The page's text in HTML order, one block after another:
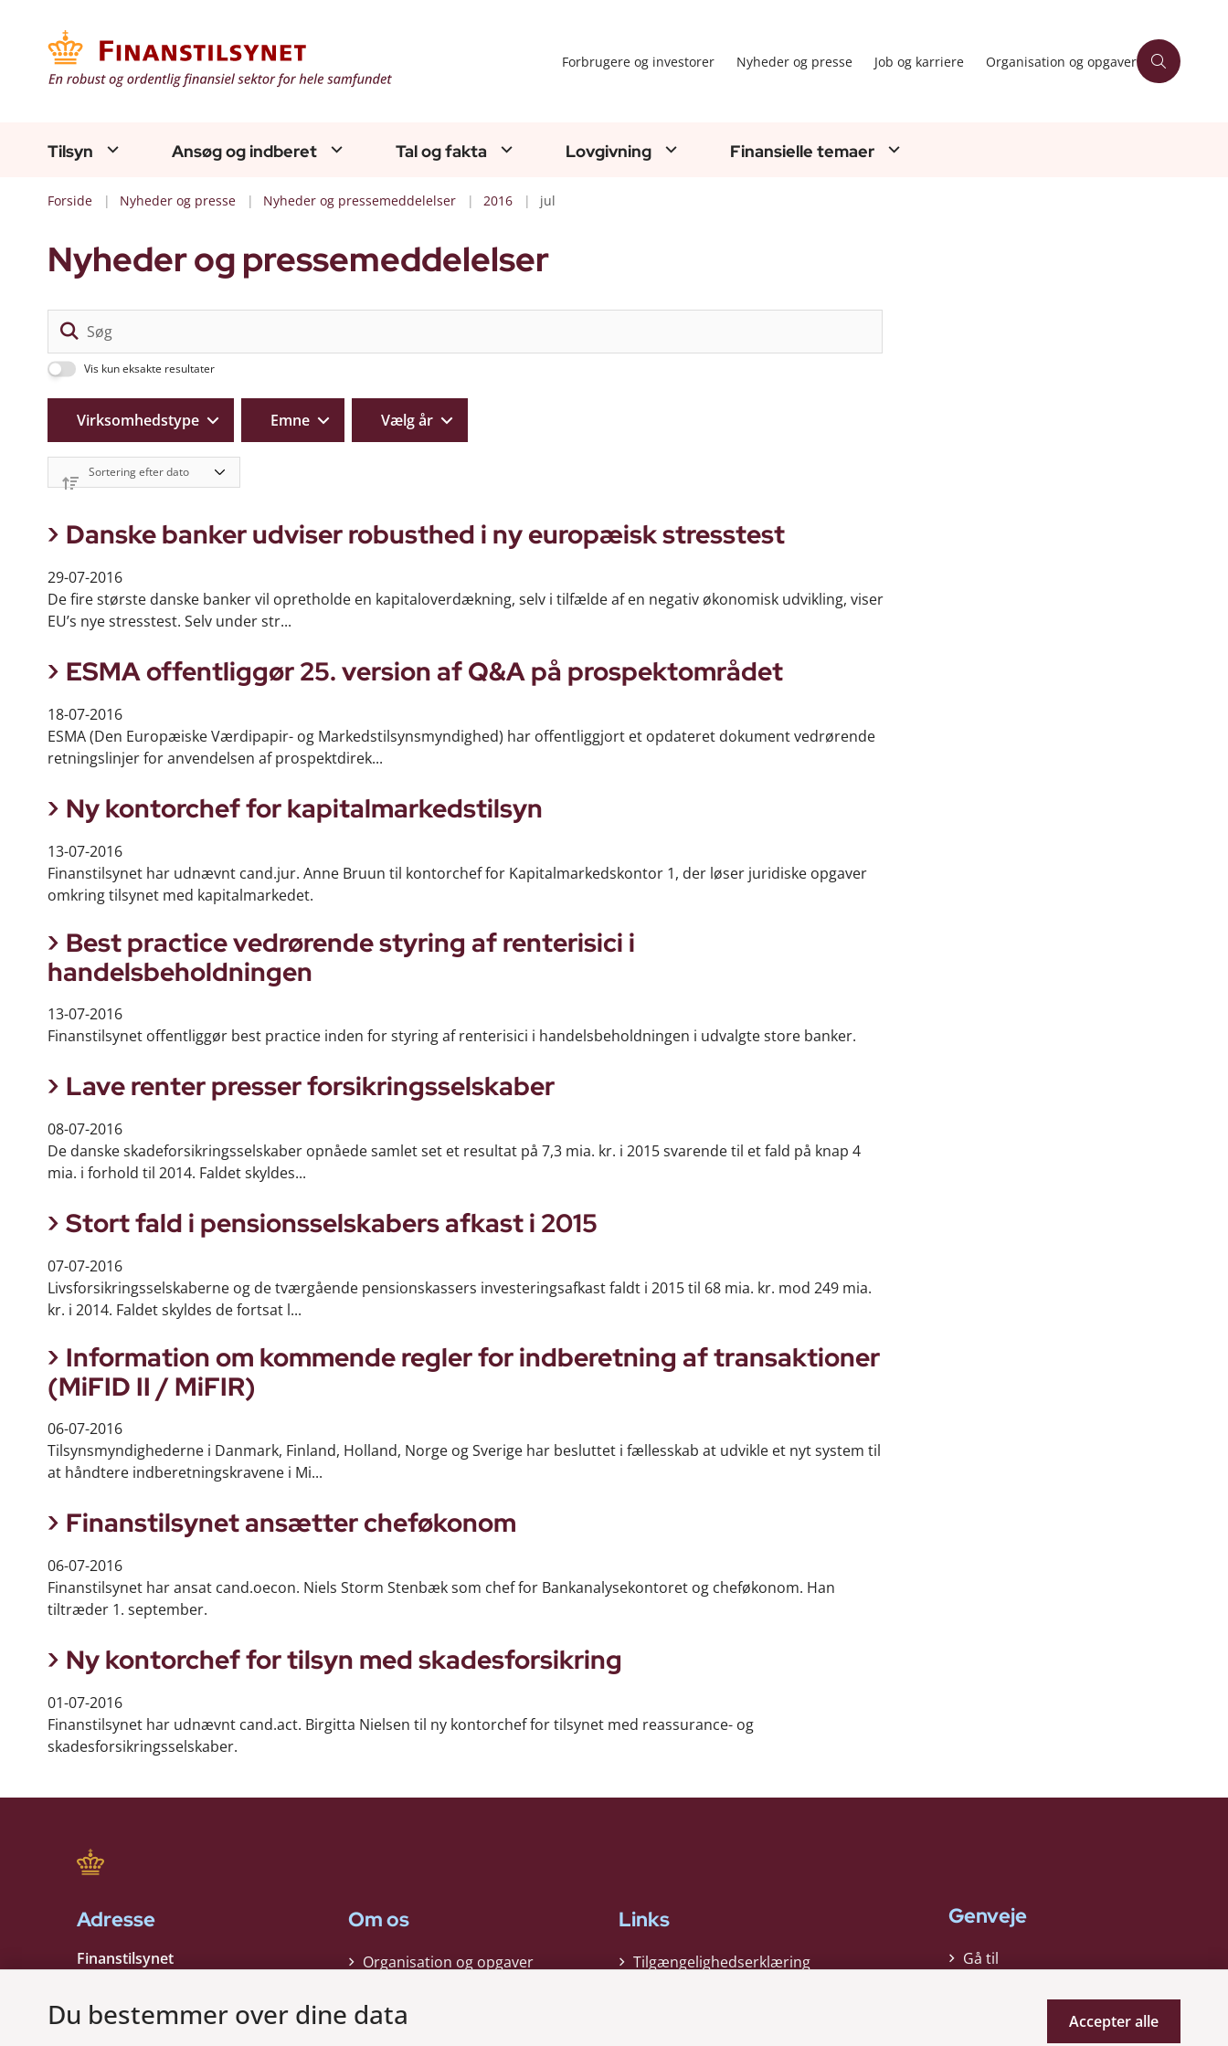
Forbrugere og investorer Nyheder og presse Job og karriere Organisation og opgaver
Tilsyn Ansøg og indberet Tal og fakta Lovgivning Finansielle temaer
Forside Nyheder og presse Nyheder og pressemeddelelser 2016 jul
Nyheder og pressemeddelelser
Vis kun eksakte resultater
Virksomhedstype Emne Vælg år
Danske banker udviser robusthed i ny europæisk stresstest
29-07-2016
De fire største danske banker vil opretholde en kapitaloverdækning, selv i tilfælde af en negativ økonomisk udvikling, viser
EU’s nye stresstest. Selv under str...
ESMA offentliggør 25. version af Q&A på prospektområdet
18-07-2016
ESMA (Den Europæiske Værdipapir- og Markedstilsynsmyndighed) har offentliggjort et opdateret dokument vedrørende
retningslinjer for anvendelsen af prospektdirek...
Ny kontorchef for kapitalmarkedstilsyn
13-07-2016
Finanstilsynet har udnævnt cand.jur. Anne Bruun til kontorchef for Kapitalmarkedskontor 1, der løser juridiske opgaver
omkring tilsynet med kapitalmarkedet.
Best practice vedrørende styring af renterisici i
handelsbeholdningen
13-07-2016
Finanstilsynet offentliggør best practice inden for styring af renterisici i handelsbeholdningen i udvalgte store banker.
Lave renter presser forsikringsselskaber
08-07-2016
De danske skadeforsikringsselskaber opnåede samlet set et resultat på 7,3 mia. kr. i 2015 svarende til et fald på knap 4
mia. i forhold til 2014. Faldet skyldes...
Stort fald i pensionsselskabers afkast i 2015
07-07-2016
Livsforsikringsselskaberne og de tværgående pensionskassers investeringsafkast faldt i 2015 til 68 mia. kr. mod 249 mia.
kr. i 2014. Faldet skyldes de fortsat l...
Information om kommende regler for indberetning af transaktioner
(MiFID II / MiFIR)
06-07-2016
Tilsynsmyndighederne i Danmark, Finland, Holland, Norge og Sverige har besluttet i fællesskab at udvikle et nyt system til
at håndtere indberetningskravene i Mi...
Finanstilsynet ansætter cheføkonom
06-07-2016
Finanstilsynet har ansat cand.oecon. Niels Storm Stenbæk som chef for Bankanalysekontoret og cheføkonom. Han
tiltræder 1. september.
Ny kontorchef for tilsyn med skadesforsikring
01-07-2016
Finanstilsynet har udnævnt cand.act. Birgitta Nielsen til ny kontorchef for tilsynet med reassurance- og
skadesforsikringsselskaber.
Adresse
Finanstilsynet
1401 København K
Om os
Organisation og opgaver
Kontakt
Links
Tilgængelighedserklæring
Genveje
Gå til
Du bestemmer over dine data Accepter alle